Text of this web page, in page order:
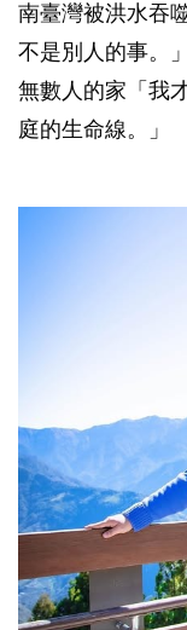
南臺灣被洪水吞
不是別人的事。
無數人的家「我
庭的生命線。」